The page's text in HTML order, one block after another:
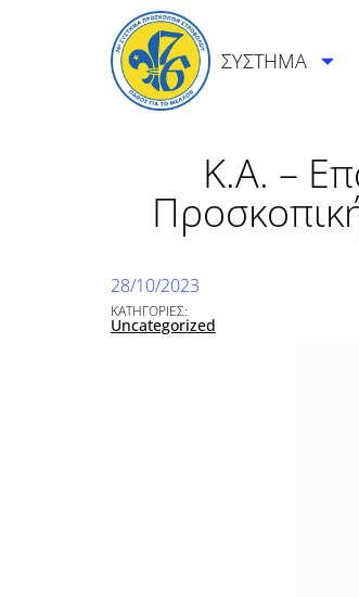
ΣΥΣΤΗΜΑ
K.A. –
28/10/2023
ΚΑΤΗΓΟΡΙΕΣ:
Uncategorized